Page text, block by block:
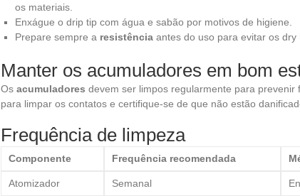
os materiais.
Enxágue o drip tip com água e sabão por motivos de higiene.
Prepare sempre a resistência antes do uso para evitar os dry
Manter os acumuladores em bom
Os acumuladores devem ser limpos regularmente para prevenir
para limpar os contatos e certifique-se de que não estão
Frequência de limpeza
Componente Frequência recomendada
Atomizador Semanal